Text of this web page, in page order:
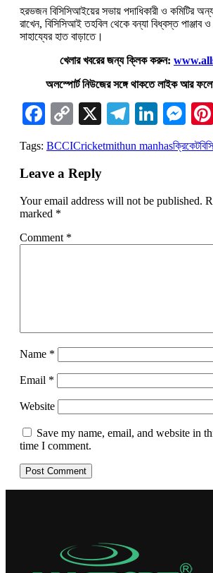
হরভজন বিসিসিআইয়ের সভায় পদাধিকারী ও কমিটির
রাখেন, বিসিসিআই তহবিল থেকে বন্যা বিধ্বস্ত
সাহায্যের হাত বাড়াতে।
খেলার খবরের জন্য ক্লিক করুন:
অলস্পোর্ট নিউজের সঙ্গে থাকতে লাইক আর
Facebook
Copy
Link
X Telegram
Tags: BCCICricketmithun manhasক্রিকেট
Leave a Reply
Your email address will not be published.
marked *
Comment *
Name *
Email *
Website
Save my name, email, and website in
time I comment.